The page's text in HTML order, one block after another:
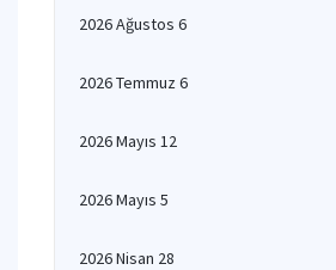
2026 Ağustos 6
2026 Temmuz 6
2026 Mayıs 12
2026 Mayıs 5
2026 Nisan 28